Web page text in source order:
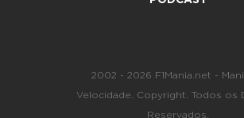
2002 - 2026 F1Mania.net -
Velocidade. Copyright. Todos os
Reservados.